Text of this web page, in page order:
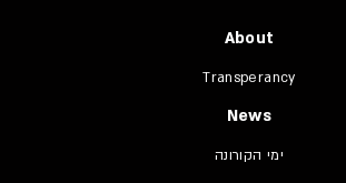
About
Transperancy
News
ימי הקורונה